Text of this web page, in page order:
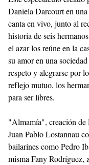
Daniela Darcourt en
canta en vivo, junto al
historia de seis
el azar los reúne en la
su amor en una
respeto y alegrarse por
reflejo mutuo, los
para ser libres.
"Almamía", creación de
Juan Pablo Lostannau
bailarines como Pedro
misma Fany Rodríguez,